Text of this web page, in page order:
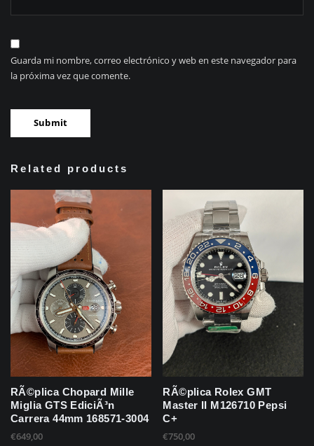
Guarda mi nombre, correo electrónico y web en este navegador para
la próxima vez que comente.
Related products
RÃ©plica Chopard Mille
Miglia GTS EdiciÃ³n
Carrera 44mm 168571-3004
€649,00
RÃ©plica Rolex GMT
Master II M126710 Pepsi
C+
€750,00